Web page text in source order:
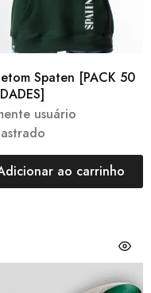
Spaten [PACK 50
usuário
ao carrinho